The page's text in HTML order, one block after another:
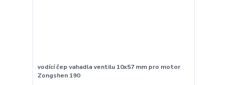
vodící čep vahadla ventilu 10x57 mm pro motor
Zongshen 190